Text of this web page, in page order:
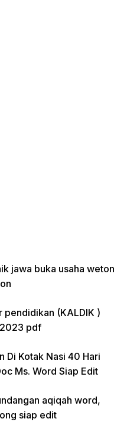
jawa buka usaha weton
pendidikan (KALDIK )
pdf
Di Kotak Nasi 40 Hari
Ms. Word Siap Edit
aqiqah word,
siap edit